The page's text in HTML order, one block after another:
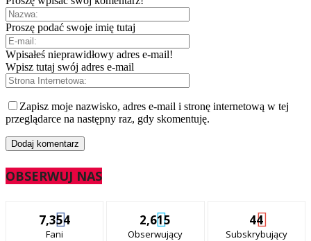
Proszę podać swoje imię tutaj
Wpisałeś nieprawidłowy adres e-mail!
Wpisz tutaj swój adres e-mail
Zapisz moje nazwisko, adres e-mail i stronę internetową w tej
przeglądarce na następny raz, gdy skomentuję.
OBSERWUJ NAS
7,354
Fani
2,615
Obserwujący
44
Subskrybujący